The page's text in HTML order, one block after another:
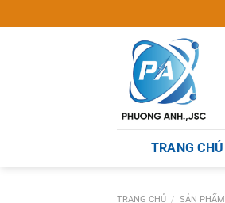
to
TRANG CHỦ
TRANG CHỦ / SẢN PHẨM